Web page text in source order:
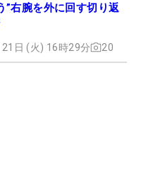
”右腕を外に回す切り返
日 (火) 16時29分 20